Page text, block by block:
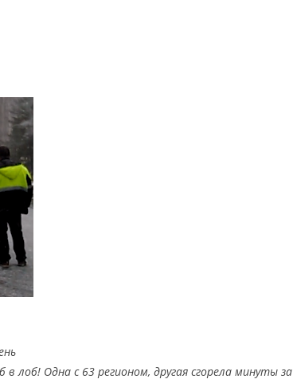
лоб! Одна с 63 регионом, другая сгорела минуты за